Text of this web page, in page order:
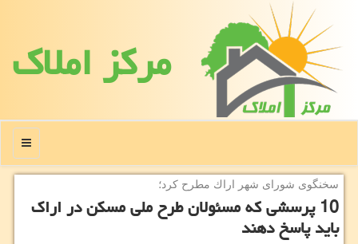
مركز املاك
منو
سخنگوی شورای شهر اراك مطرح كرد؛
10 پرسشی که مسئولان طرح ملی مسکن در اراک
باید پاسخ دهند